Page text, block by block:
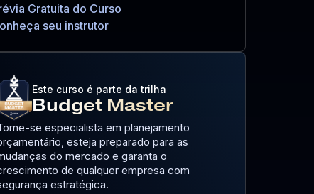
Gratuita do Curso
seu instrutor
Este curso é parte da trilha
Budget Master
se especialista em planejamento
esteja preparado para as
do mercado e garanta o
de qualquer empresa com
estratégica.